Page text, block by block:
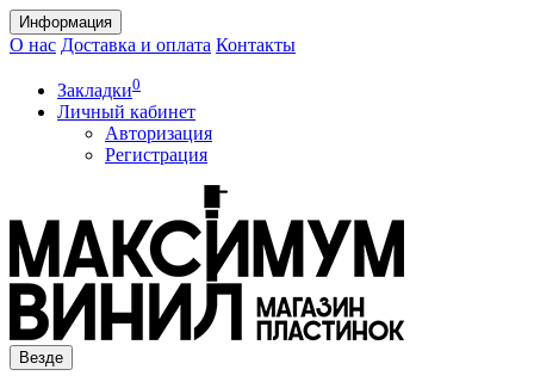
Информация
О нас Доставка и оплата Контакты
Закладки0
Личный кабинет
Авторизация
Регистрация
Везде